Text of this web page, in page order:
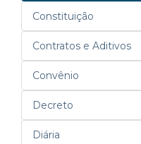
Constituição
Contratos e Aditivos
Convênio
Decreto
Diária